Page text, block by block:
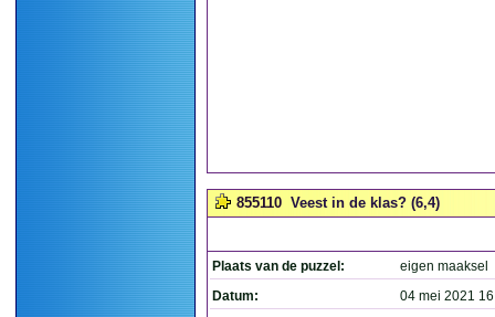
855110 Veest in de klas? (6,4)
Plaats van de puzzel:
eigen maaksel
Datum:
04 mei 2021